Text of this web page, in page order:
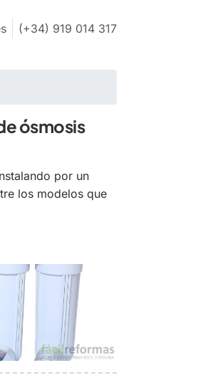
(+34) 919 014 317
ósmosis
por un
los modelos que